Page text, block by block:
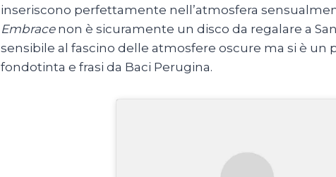
inseriscono perfettamente nell’atmosfera
Embracenon è sicuramente un disco da regalare a
sensibile al fascino delle atmosfere oscure ma si è un
fondotinta e frasi da Baci Perugina.